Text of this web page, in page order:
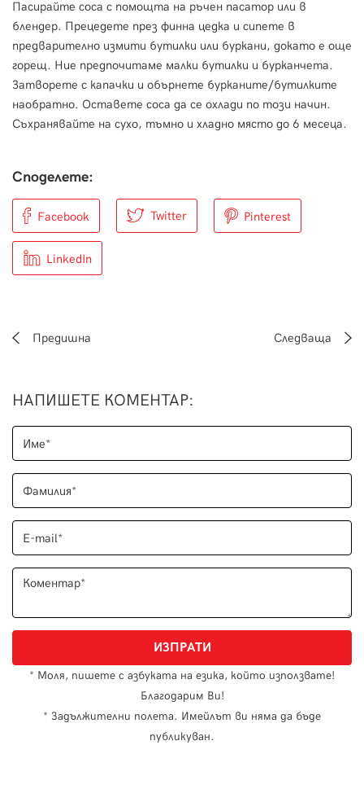
Пасирайте соса с помощта на ръчен пасатор или в
блендер. Прецедете през финна цедка и сипете в
предварително измити бутилки или буркани, докато е още
горещ. Ние предпочитаме малки бутилки и бурканчета.
Затворете с капачки и обърнете бурканите/бутилките
наобратно. Оставете соса да се охлади по този начин.
Съхранявайте на сухо, тъмно и хладно място до 6 месеца.
Споделете:
Facebook Twitter Pinterest
LinkedIn
Предишна Следваща
НАПИШЕТЕ КОМЕНТАР:
* Моля, пишете с азбуката на езика, който използвате!
Благодарим Ви!
* Задължителни полета. Имейлът ви няма да бъде
публикуван.